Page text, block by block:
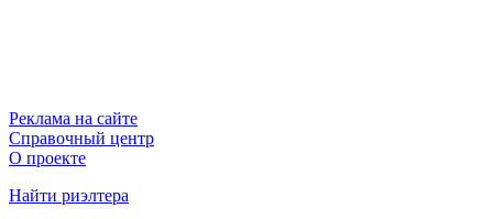
Реклама на сайте
Справочный центр
О проекте
Найти риэлтера